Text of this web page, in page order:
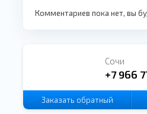
Комментариев пока нет, вы
Сочи
+7 966
Заказать обратный